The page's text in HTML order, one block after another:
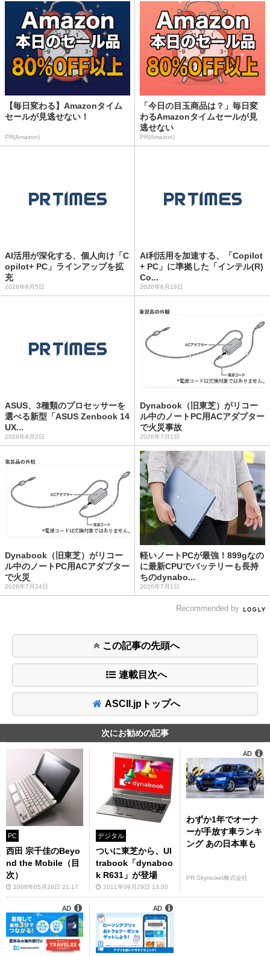
【毎日変わる】Amazonタイム
セールが見逃せない！
PR(Amazon)
「今日の目玉商品は？」毎日変
わるAmazonタイムセールが見
逃せない
PR(Amazon)
AI活用が深化する、個人向け「C
opilot+ PC」ラインアップを拡
充
2026年8月5日
AI利活用を加速する、「Copilot
+ PC」に準拠した「インテル(R)
Co...
2026年6月18日
ASUS、3種類のプロセッサーを
選べる新型「ASUS Zenbook 14
UX...
2026年6月2日
Dynabook（旧東芝）がリコー
ル中のノートPC用ACアダプター
で火災事故
2026年7月1日
Dynabook（旧東芝）がリコー
ル中のノートPC用ACアダプター
で火災
2026年7月24日
軽いノートPCが最強！899gなの
に最新CPUでバッテリーも長持
ちのdynabo...
2026年7月1日
Recommended by
この記事の先頭へ
連載目次へ
ASCII.jpトップへ
次にお勧めの記事
PC
西田 宗千佳のBeyo
nd the Mobile（目
次）
2008年05月26日 21:17
デジタル
ついに東芝から、Ul
trabook「dynaboo
k R631」が登場
2011年09月29日 13:00
わずか1年でオーナ
ーが手放す車ランキ
ング あの日本車も
PR Skyrocket株式会社
AD
AD AD